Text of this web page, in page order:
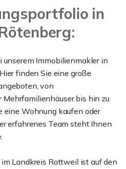
in
Immobilienmakler in
finden Sie eine große
von
Mehrfamilienhäuser bis hin zu
eine Wohnung kaufen oder
erfahrenes Team steht Ihnen
Landkreis Rottweil ist auf den